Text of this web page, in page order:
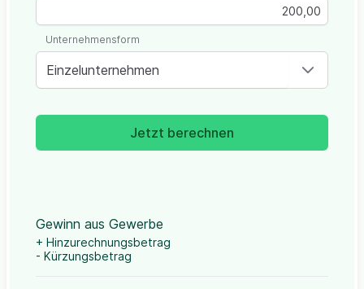
Einzelunternehmen
Unternehmensform
Jetzt berechnen
Gewinn aus Gewerbe
+ Hinzurechnungsbetrag
- Kürzungsbetrag